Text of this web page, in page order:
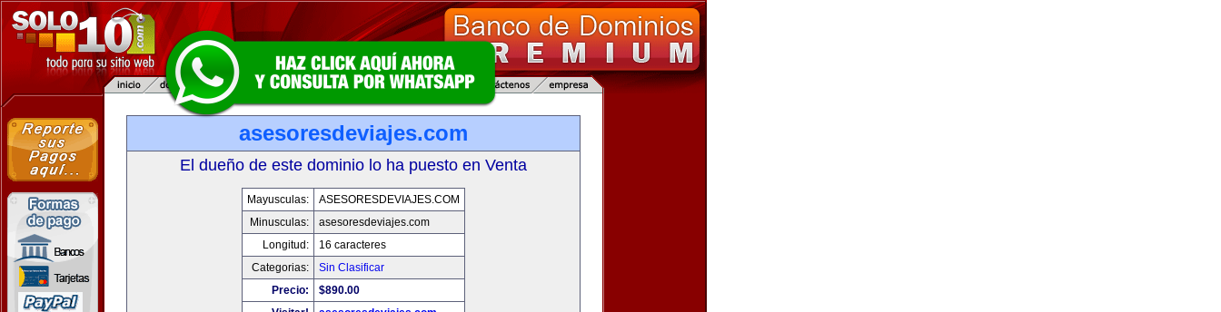
asesoresdeviajes.com
El dueño de este dominio lo ha puesto en Venta
Mayusculas:
ASESORESDEVIAJES.COM
Minusculas:
asesoresdeviajes.com
Longitud:
16 caracteres
Categorias:
Sin Clasificar
Precio:
$890.00